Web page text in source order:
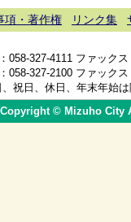
項・著作権 リンク集
058-327-4111 ファックス
058-327-2100 ファックス
祝日、休日、年末年始
Copyright © Mizuho City